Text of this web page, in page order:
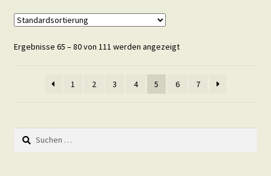
Ergebnisse 65 – 80 von 111 werden angezeigt
1 2 3 4 5 6 7
Suchen
nach: